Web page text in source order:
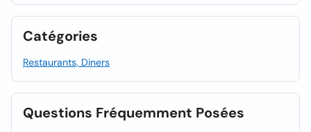
Catégories
Restaurants, Diners
Questions Fréquemment Posées